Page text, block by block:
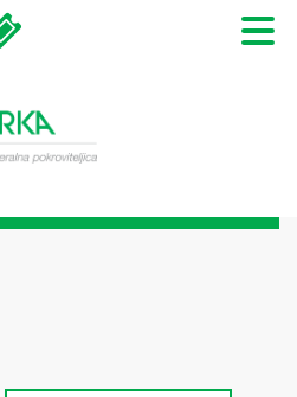
Toggle